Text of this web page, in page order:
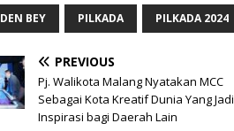
DEN BEY PILKADA PILKADA 2024
PREVIOUS
Pj. Walikota Malang Nyatakan MCC
Sebagai Kota Kreatif Dunia Yang Jadi
Inspirasi bagi Daerah Lain